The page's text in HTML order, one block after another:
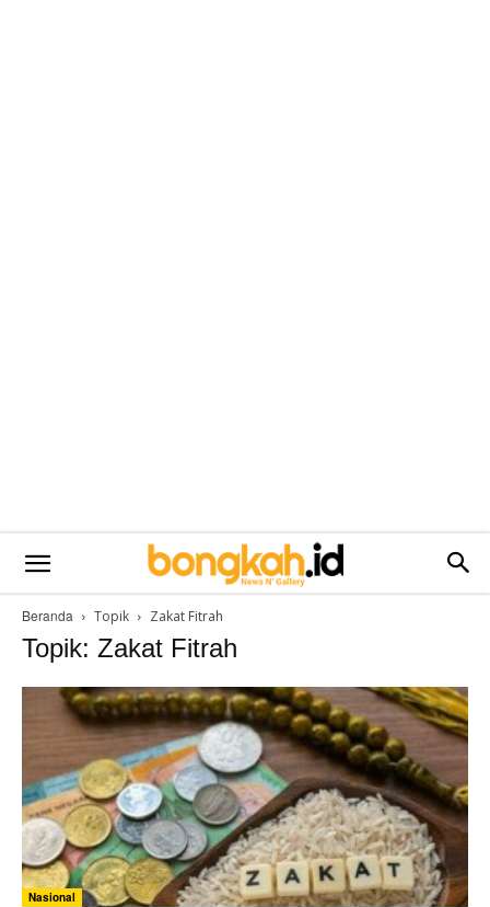
Beranda Topik Zakat Fitrah
Topik: Zakat Fitrah
Nasional